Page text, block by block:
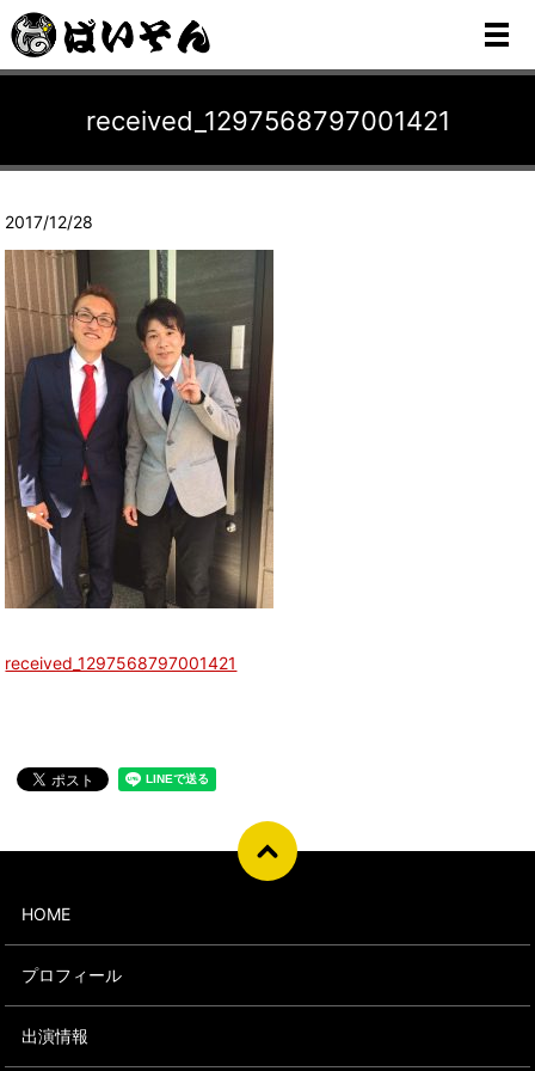
メ
received_1297568797001421
2017/12/28
received_1297568797001421
HOME
プロフィール
出演情報